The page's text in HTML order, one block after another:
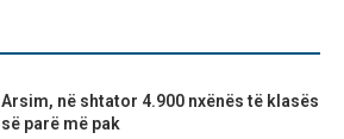
Arsim, në shtator 4.900 nxënës të klasës
së parë më pak